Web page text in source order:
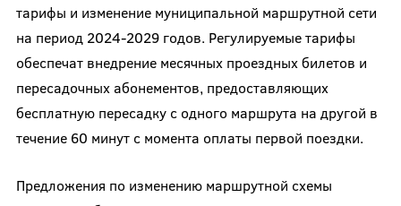
тарифы и изменение муниципальной маршрутной сети
на период 2024-2029 годов. Регулируемые тарифы
обеспечат внедрение месячных проездных билетов и
пересадочных абонементов, предоставляющих
бесплатную пересадку с одного маршрута на другой в
течение 60 минут с момента оплаты первой поездки.
Предложения по изменению маршрутной схемы